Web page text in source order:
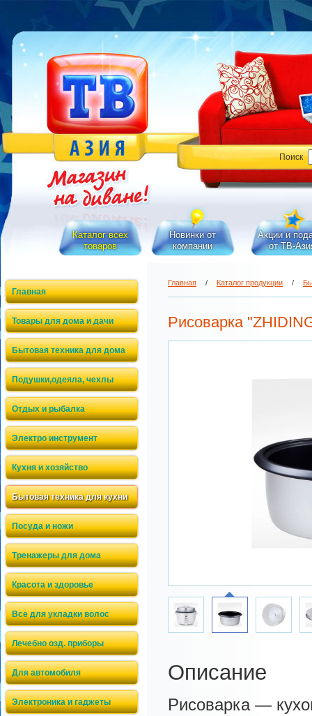
Поиск
Каталог всех
товаров
Новинки от
компании
Акции и
от ТВ-
Главная
Товары для дома и дачи
Бытовая техника для дома
Подушки,одеяла, чехлы
Отдых и рыбалка
Электро инструмент
Кухня и хозяйство
Бытовая техника для кухни
Посуда и ножи
Тренажеры для дома
Красота и здоровье
Все для укладки волос
Лечебно озд. приборы
Для автомобиля
Электроника и гаджеты
Главная / Каталог продукции /
Рисоварка
Описание
Рисоварка —